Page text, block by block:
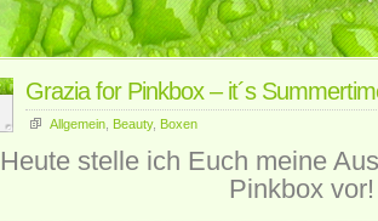
Grazia for Pinkbox – it´s
Allgemein Beauty, Boxen
Heute stelle ich Euch meine
Pinkbox vor!